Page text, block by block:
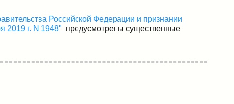
Российской Федерации и признании
2019 г. N 1948" предусмотрены существенные